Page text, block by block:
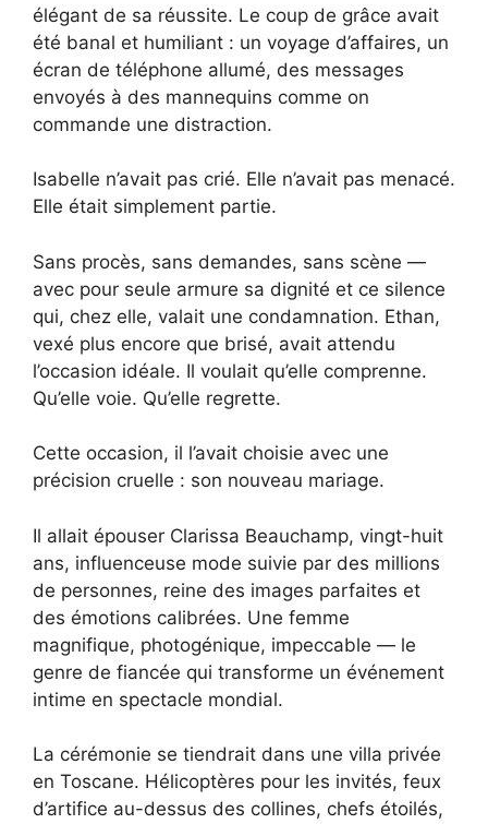
élégant de sa réussite. Le coup de grâce avait
été banal et humiliant : un voyage d’affaires, un
écran de téléphone allumé, des messages
envoyés à des mannequins comme on
commande une distraction.
Isabelle n’avait pas crié. Elle n’avait pas menacé.
Elle était simplement partie.
Sans procès, sans demandes, sans scène —
avec pour seule armure sa dignité et ce silence
qui, chez elle, valait une condamnation. Ethan,
vexé plus encore que brisé, avait attendu
l’occasion idéale. Il voulait qu’elle comprenne.
Qu’elle voie. Qu’elle regrette.
Cette occasion, il l’avait choisie avec une
précision cruelle : son nouveau mariage.
Il allait épouser Clarissa Beauchamp, vingt-huit
ans, influenceuse mode suivie par des millions
de personnes, reine des images parfaites et
des émotions calibrées. Une femme
magnifique, photogénique, impeccable — le
genre de fiancée qui transforme un événement
intime en spectacle mondial.
La cérémonie se tiendrait dans une villa privée
en Toscane. Hélicoptères pour les invités, feux
d’artifice au-dessus des collines, chefs étoilés,